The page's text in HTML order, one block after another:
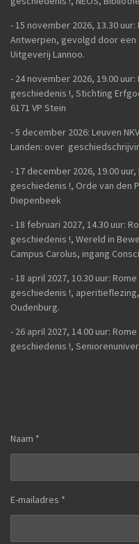
- 15 november 2026, 13.30
Antwerpen, gevolgd door
Uitgeverij Lannoo.
- 24 november 2026, 19.00
geschiedenis !, Stichting
6171 VP Stein
- 5 december 2026: Leuven
Landen: over
-17 december 2026, 19.00
geschiedenis !, Orde van den
Diepenbeek
- 18 februari 2027, 14.30 uur:
geschiedenis !, Wereld in
Campus Carolus, ingang
- 18 april 2027, 10.30 uur:
geschiedenis !,
Oudenburg.
- 26 april 2027, 14.00 uur:
geschiedenis !,
Naam *
E-mailadres *